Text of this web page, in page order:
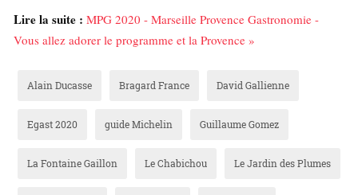
Lire la suite : MPG 2020 - Marseille Provence Gastronomie -
Vous allez adorer le programme et la Provence »
Alain Ducasse Bragard France David Gallienne
Egast 2020 guide Michelin Guillaume Gomez
La Fontaine Gaillon Le Chabichou Le Jardin des Plumes